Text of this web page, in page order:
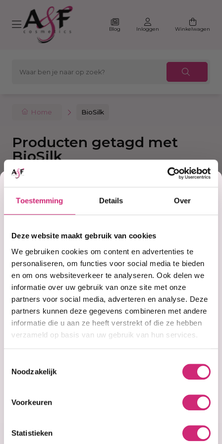
Toestemming Details Over
Deze website maakt gebruik van cookies
We gebruiken cookies om content en advertenties te
personaliseren, om functies voor social media te bieden
en om ons websiteverkeer te analyseren. Ook delen we
informatie over uw gebruik van onze site met onze
partners voor social media, adverteren en analyse. Deze
partners kunnen deze gegevens combineren met andere
informatie die u aan ze heeft verstrekt of die ze hebben
verzameld op basis van uw gebruik van hun services.
Noodzakelijk
Voorkeuren
Statistieken
Blog Inloggen Winkelwagen
Home BioSilk
Producten getagd met
BioSilk
Op voorraad
Korting
op je
eerste
bestelling